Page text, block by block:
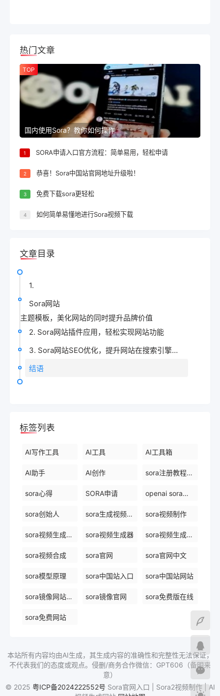
热门文章
TOP
国内使用Sora？教你如何操作
1 SORA申请入口官方流程：简单易用，轻松申请
2 恭喜！Sora中国站官网地址升级啦！
3 免费下载sora更轻松
4 如何简单易懂地进行Sora视频下载
文章目录
1.
Sora网站
主题模板，美化网站的同时提升品牌价值
2. Sora网站插件应用，轻松实现网站功能
3. Sora网站SEO优化，提升网站在搜索引擎中的排名
结语
标签列表
AI写作工具 AI工具 AI工具箱
AI助手 AI创作 sora注册教程最新
sora心得 SORA申请 openai sora创始人
sora创始人 sora生成视频平台 sora视频制作
sora视频生成模型 sora视频生成器 sora视频生成技术
sora视频合成 sora官网 sora官网中文
sora模型原理 sora中国站入口 sora中国站网站
sora镜像网站免费 sora镜像官网 sora免费版在线
sora免费网站
本站所有内容均由AI生成，其生成内容的准确性和完整性无法保证，
不代表我们的态度或观点。侵删/商务合作微信：GPT606（备明来
意）
© 2025 粤ICP备2024222552号 Sora官网入口 | Sora2视频制作 | AI